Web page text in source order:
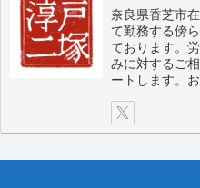
奈良県香芝市
て勤務する傍
ております。
みに対するご
ートします。